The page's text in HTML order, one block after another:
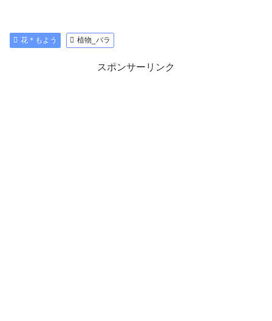
花＊もよう 植物_バラ
スポンサーリンク